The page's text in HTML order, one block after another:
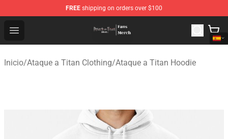
FREE shipping on orders over $100
Open menu
Attack On Titan Store - Official Attack On Titan
Inicio/Ataque a Titan Clothing/Ataque a Titan Hoodie